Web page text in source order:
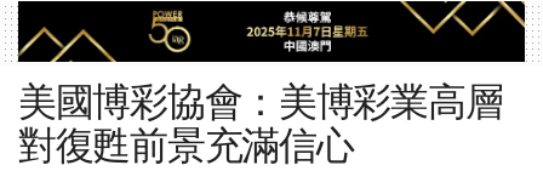
美國博彩協會：美博彩業高層
對復甦前景充滿信心